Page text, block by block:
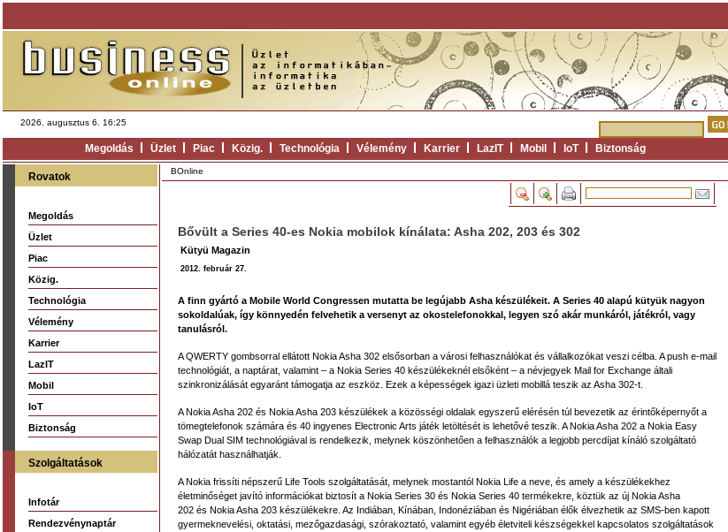
2026. augusztus 6. 16:25
Megoldás Üzlet Piac Közig. Technológia Vélemény Karrier LazIT Mobil IoT Biztonság
Rovatok
Megoldás
Üzlet
Piac
Közig.
Technológia
Vélemény
Karrier
LazIT
Mobil
IoT
Biztonság
Szolgáltatások
Infotár
Rendezvénynaptár
BOnline
Bővült a Series 40-es Nokia mobilok kínálata: Asha 202, 203 és 302
Kütyü Magazin
2012. február 27.
A finn gyártó a Mobile World Congressen mutatta be legújabb Asha készülékeit. A Series 40 alapú kütyük nagyon
sokoldalúak, így könnyedén felvehetik a versenyt az okostelefonokkal, legyen szó akár munkáról, játékról, vagy
tanulásról.
A QWERTY gombsorral ellátott Nokia Asha 302 elsősorban a városi felhasználókat és vállalkozókat veszi célba. A push e-mail
technológiát, a naptárat, valamint – a Nokia Series 40 készülékeknél elsőként – a névjegyek Mail for Exchange általi
szinkronizálását egyaránt támogatja az eszköz. Ezek a képességek igazi üzleti mobillá teszik az Asha 302-t.
A Nokia Asha 202 és Nokia Asha 203 készülékek a közösségi oldalak egyszerű elérésén túl bevezetik az érintőképernyőt a
tömegtelefonok számára és 40 ingyenes Electronic Arts játék letöltését is lehetővé teszik. A Nokia Asha 202 a Nokia Easy
Swap Dual SIM technológiával is rendelkezik, melynek köszönhetően a felhasználók a legjobb percdíjat kínáló szolgáltató
hálózatát használhatják.
A Nokia frissíti népszerű Life Tools szolgáltatását, melynek mostantól Nokia Life a neve, és amely a készülékekhez
életminőséget javító információkat biztosít a Nokia Series 30 és Nokia Series 40 termékekre, köztük az új Nokia Asha
202 és Nokia Asha 203 készülékekre. Az Indiában, Kínában, Indonéziában és Nigériában élők élvezhetik az SMS-ben kapott
gyermeknevelési, oktatási, mezőgazdasági, szórakoztató, valamint egyéb életviteli készségekkel kapcsolatos szolgáltatások